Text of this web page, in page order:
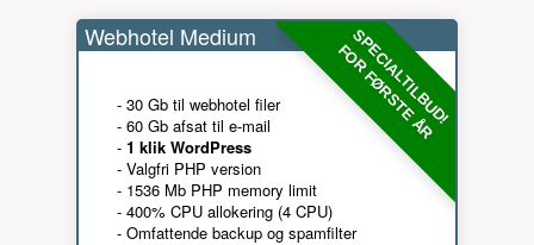
SPECIALTILBUD!
FOR FØRSTE ÅR
Webhotel Medium
- 30 Gb til webhotel filer
- 60 Gb afsat til e-mail
- 1 klik WordPress
- Valgfri PHP version
- 1536 Mb PHP memory limit
- 400% CPU allokering (4 CPU)
- Omfattende backup og spamfilter